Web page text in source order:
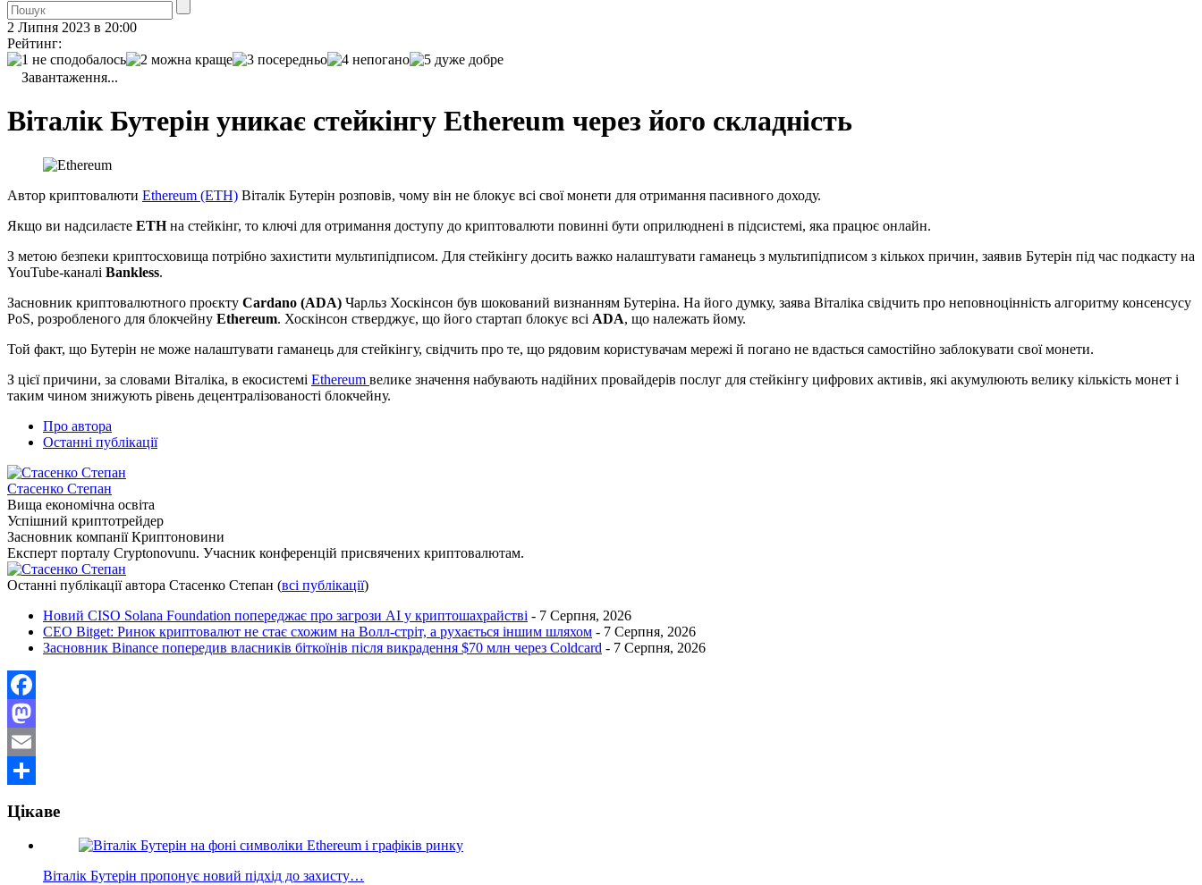
2 Липня 2023 в 20:00
Рейтинг:
Завантаження...
Віталік Бутерін уникає стейкінгу Ethereum через його складність
Автор криптовалюти Ethereum (ETH) Віталік Бутерін розповів, чому він не блокує всі свої монети для отримання пасивного доходу.
Якщо ви надсилаєте ETHна стейкінг, то ключі для отримання доступу до криптовалюти повинні бути оприлюднені в підсистемі, яка працює онлайн.
З метою безпеки криптосховища потрібно захистити мультипідписом. Для стейкінгу досить важко налаштувати гаманець з мультипідписом з кількох причин, заявив Бутерін під час подкасту на
YouTube-каналі Bankless.
Засновник криптовалютного проєкту Cardano (ADA) Чарльз Хоскінсон був шокований визнанням Бутеріна. На його думку, заява Віталіка свідчить про неповноцінність алгоритму консенсусу
PoS, розробленого для блокчейну Ethereum. Хоскінсон стверджує, що його стартап блокує всі ADA, що належать йому.
Той факт, що Бутерін не може налаштувати гаманець для стейкінгу, свідчить про те, що рядовим користувачам мережі й погано не вдасться самостійно заблокувати свої монети.
З цієї причини, за словами Віталіка, в екосистемі Ethereum велике значення набувають надійних провайдерів послуг для стейкінгу цифрових активів, які акумулюють велику кількість монет і
таким чином знижують рівень децентралізованості блокчейну.
Про автора
Останні публікації
Стасенко Степан
Вища економічна освіта
Успішний криптотрейдер
Засновник компанії Криптоновини
Експерт порталу Cryptonovunu. Учасник конференцій присвячених криптовалютам.
Останні публікації автора Стасенко Степан (всі публікації)
Новий CISO Solana Foundation попереджає про загрози AI у криптошахрайстві - 7 Серпня, 2026
CEO Bitget: Ринок криптовалют не стає схожим на Волл-стріт, а рухається іншим шляхом - 7 Серпня, 2026
Засновник Binance попередив власників біткоїнів після викрадення $70 млн через Coldcard - 7 Серпня, 2026
Facebook
Mastodon
Email
Цікаве
Віталік Бутерін пропонує новий підхід до захисту…